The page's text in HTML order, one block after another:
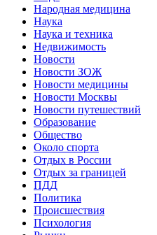
Народная медицина
Наука
Наука и техника
Недвижимость
Новости
Новости ЗОЖ
Новости медицины
Новости Москвы
Новости путешествий
Образование
Общество
Около спорта
Отдых в России
Отдых за границей
ПДД
Политика
Происшествия
Психология